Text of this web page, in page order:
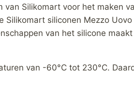
van Silikomart voor het maken
Silikomart siliconen Mezzo
van het silicone
van -60°C tot 230°C.